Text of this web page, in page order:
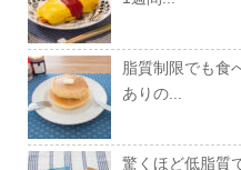
脂質制限でも食
ありの...
驚くほど低脂質